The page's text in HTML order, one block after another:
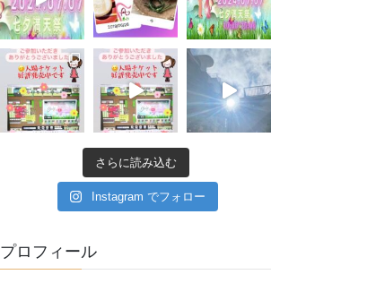
さらに読み込む
Instagram でフォロー
プロフィール